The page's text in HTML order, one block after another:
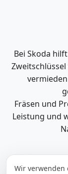
Bei Skoda
Fräsen und
Leistung und
Wir verwenden